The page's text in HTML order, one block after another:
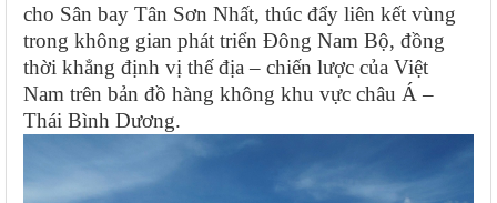
cho Sân bay Tân Sơn Nhất, thúc đẩy liên kết vùng
trong không gian phát triển Đông Nam Bộ, đồng
thời khẳng định vị thế địa – chiến lược của Việt
Nam trên bản đồ hàng không khu vực châu Á –
Thái Bình Dương.